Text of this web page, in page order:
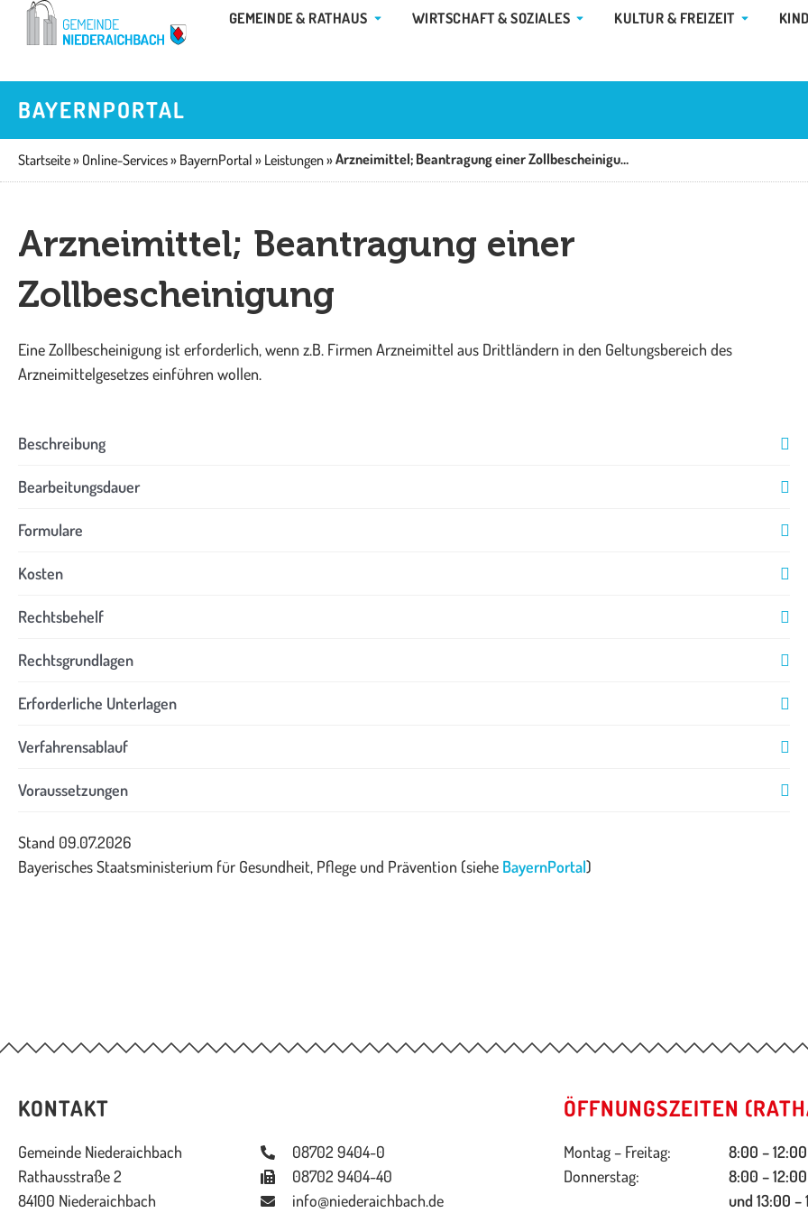
Zum
GEMEINDE & RATHAUS ÖFFNE GEMEINDE & RATHAUS
WIRTSCHAFT & SOZIALES ÖFFNE WIRTSCHAFT & SOZIALES
KULTUR & FREIZEIT ÖFFNE
BAYERNPORTAL
Startseite» Online-Services» BayernPortal » Leistungen» Arzneimittel; Beantragung einer Zollbescheinigung
Arzneimittel; Beantragung einer
Zollbescheinigung
Eine Zollbescheinigung ist erforderlich, wenn z.B. Firmen Arzneimittel aus Drittländern in den Geltungsbereich des
Arzneimittelgesetzes einführen wollen.
Beschreibung
Bearbeitungsdauer
Formulare
Kosten
Rechtsbehelf
Rechtsgrundlagen
Erforderliche Unterlagen
Verfahrensablauf
Voraussetzungen
Stand 09.07.2026
Bayerisches Staatsministerium für Gesundheit, Pflege und Prävention (siehe BayernPortal)
KONTAKT
Gemeinde Niederaichbach
Rathausstraße 2
84100 Niederaichbach
08702 9404-0
08702 9404-40
info@niederaichbach.de
ÖFFNUNGSZEITEN
Montag – Freitag:
8:00 –
Donnerstag:
8:00 –
und 13:00 –